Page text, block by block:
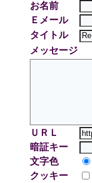
お名前
Ｅメール
タイトル
メッセージ
ＵＲＬ
暗証キー
文字色
クッキー